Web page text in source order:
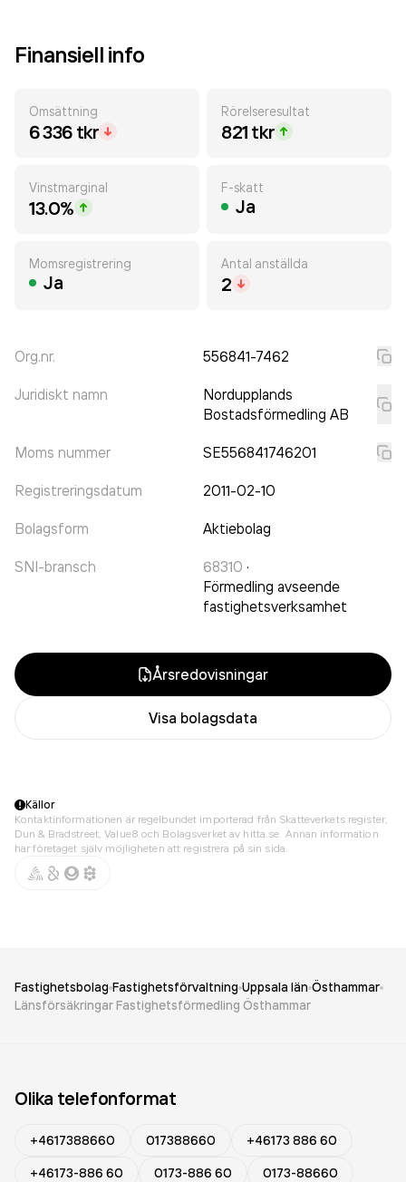
Finansiell info
Omsättning
6 336 tkr
Rörelseresultat
821 tkr
Vinstmarginal
13.0%
F-skatt
Ja
Momsregistrering
Ja
Antal anställda
2
Org.nr. 556841-7462
Juridiskt namn
Nordupplands
Bostadsförmedling AB
Moms nummer SE556841746201
Registreringsdatum 2011-02-10
Bolagsform Aktiebolag
SNI-bransch 68310 ·
Förmedling avseende
fastighetsverksamhet
Årsredovisningar
Visa bolagsdata
Källor
Kontaktinformationen är regelbundet importerad från Skatteverkets register,
Dun & Bradstreet, Value8 och Bolagsverket av hitta.se. Annan information
har företaget själv möjligheten att registrera på sin sida.
Fastighetsbolag Fastighetsförvaltning Uppsala län Östhammar
Länsförsäkringar Fastighetsförmedling Östhammar
Olika telefonformat
+4617388660 017388660
+46173 886 60
+46173-886 60
0173-886 60
0173-88660